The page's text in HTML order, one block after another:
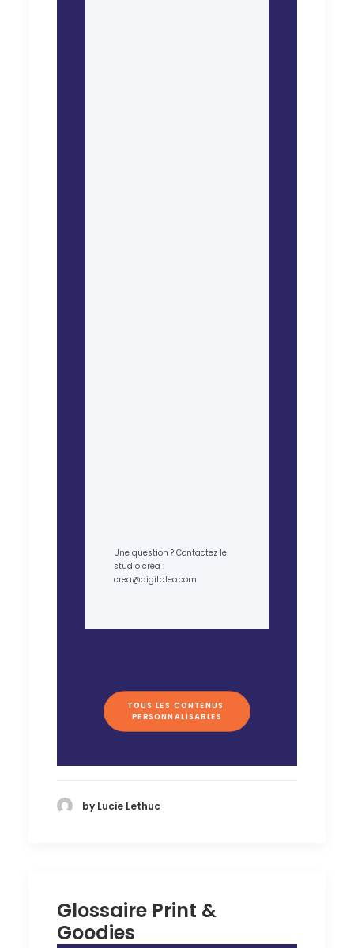
Une question ? Contactez le
studio créa :
crea@digitaleo.com
TOUS LES CONTENUS
PERSONNALISABLES
by Lucie Lethuc
Glossaire Print &
Goodies